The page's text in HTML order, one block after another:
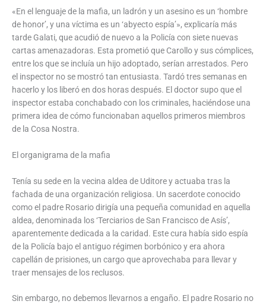
«En el lenguaje de la mafia, un ladrón y un asesino es un ‘hombre
de honor’, y una víctima es un ‘abyecto espía’», explicaría más
tarde Galati, que acudió de nuevo a la Policía con siete nuevas
cartas amenazadoras. Esta prometió que Carollo y sus cómplices,
entre los que se incluía un hijo adoptado, serían arrestados. Pero
el inspector no se mostró tan entusiasta. Tardó tres semanas en
hacerlo y los liberó en dos horas después. El doctor supo que el
inspector estaba conchabado con los criminales, haciéndose una
primera idea de cómo funcionaban aquellos primeros miembros
de la Cosa Nostra.
El organigrama de la mafia
Tenía su sede en la vecina aldea de Uditore y actuaba tras la
fachada de una organización religiosa. Un sacerdote conocido
como el padre Rosario dirigía una pequeña comunidad en aquella
aldea, denominada los ‘Terciarios de San Francisco de Asís’,
aparentemente dedicada a la caridad. Este cura había sido espía
de la Policía bajo el antiguo régimen borbónico y era ahora
capellán de prisiones, un cargo que aprovechaba para llevar y
traer mensajes de los reclusos.
Sin embargo, no debemos llevarnos a engaño. El padre Rosario no